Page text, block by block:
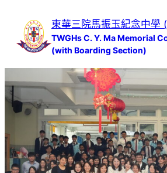
容
東華三院馬振玉紀念中學
TWGHs C. Y. Ma Memorial
(with Boarding Section)